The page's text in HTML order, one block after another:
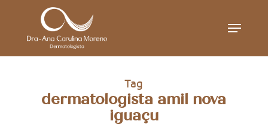
Menu
Tag
dermatologista amil nova
iguaçu